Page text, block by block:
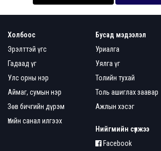
Холбоос
Эрэлттэй үгс
Гадаад үг
Улс орны нэр
Аймаг, сумын нэр
Зөв бичгийн дүрэм
Үгийн санал илгээх
Бусад мэдээлэл
Уриалга
Уялга үг
Толийн тухай
Толь ашиглах заавар
Ажлын хэсэг
Нийгмийн сүлжээ
Facebook